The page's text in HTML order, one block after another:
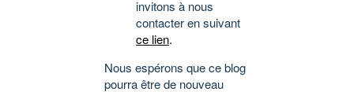
invitons à nous
contacter en suivant
ce lien.
Nous espérons que ce blog
pourra être de nouveau